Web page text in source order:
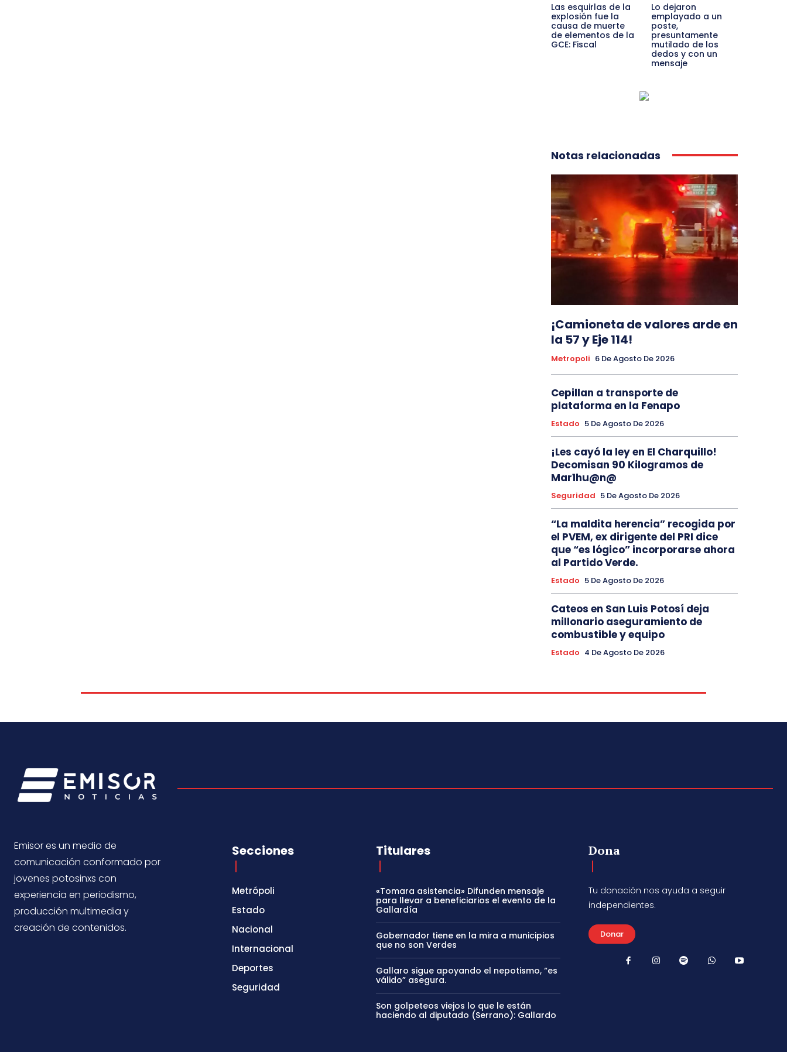
Las esquirlas de la
explosión fue la
causa de muerte
de elementos de la
GCE: Fiscal
Lo dejaron
emplayado a un
poste,
presuntamente
mutilado de los
dedos y con un
mensaje
Notas relacionadas
¡Camioneta de valores arde en
la 57 y Eje 114!
Metropoli 6 De Agosto De 2026
Cepillan a transporte de
plataforma en la Fenapo
Estado 5 De Agosto De 2026
¡Les cayó la ley en El Charquillo!
Decomisan 90 Kilogramos de
Mar1hu@n@
Seguridad 5 De Agosto De 2026
“La maldita herencia” recogida por
el PVEM, ex dirigente del PRI dice
que “es lógico” incorporarse ahora
al Partido Verde.
Estado 5 De Agosto De 2026
Cateos en San Luis Potosí deja
millonario aseguramiento de
combustible y equipo
Estado 4 De Agosto De 2026
Emisor es un medio de
comunicación conformado por
jovenes potosinxs con
experiencia en periodismo,
producción multimedia y
creación de contenidos.
Secciones
Metrópoli
Estado
Nacional
Internacional
Deportes
Seguridad
Titulares
«Tomara asistencia» Difunden mensaje
para llevar a beneficiarios el evento de la
Gallardía
Gobernador tiene en la mira a municipios
que no son Verdes
Gallaro sigue apoyando el nepotismo, “es
válido” asegura.
Son golpeteos viejos lo que le están
haciendo al diputado (Serrano): Gallardo
Dona
Tu donación nos ayuda a seguir
independientes.
Donar